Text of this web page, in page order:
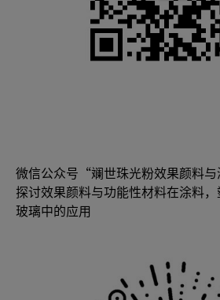
微信公众号“斓世珠光粉效果颜料与
探讨效果颜料与功能性材料在涂料
玻璃中的应用